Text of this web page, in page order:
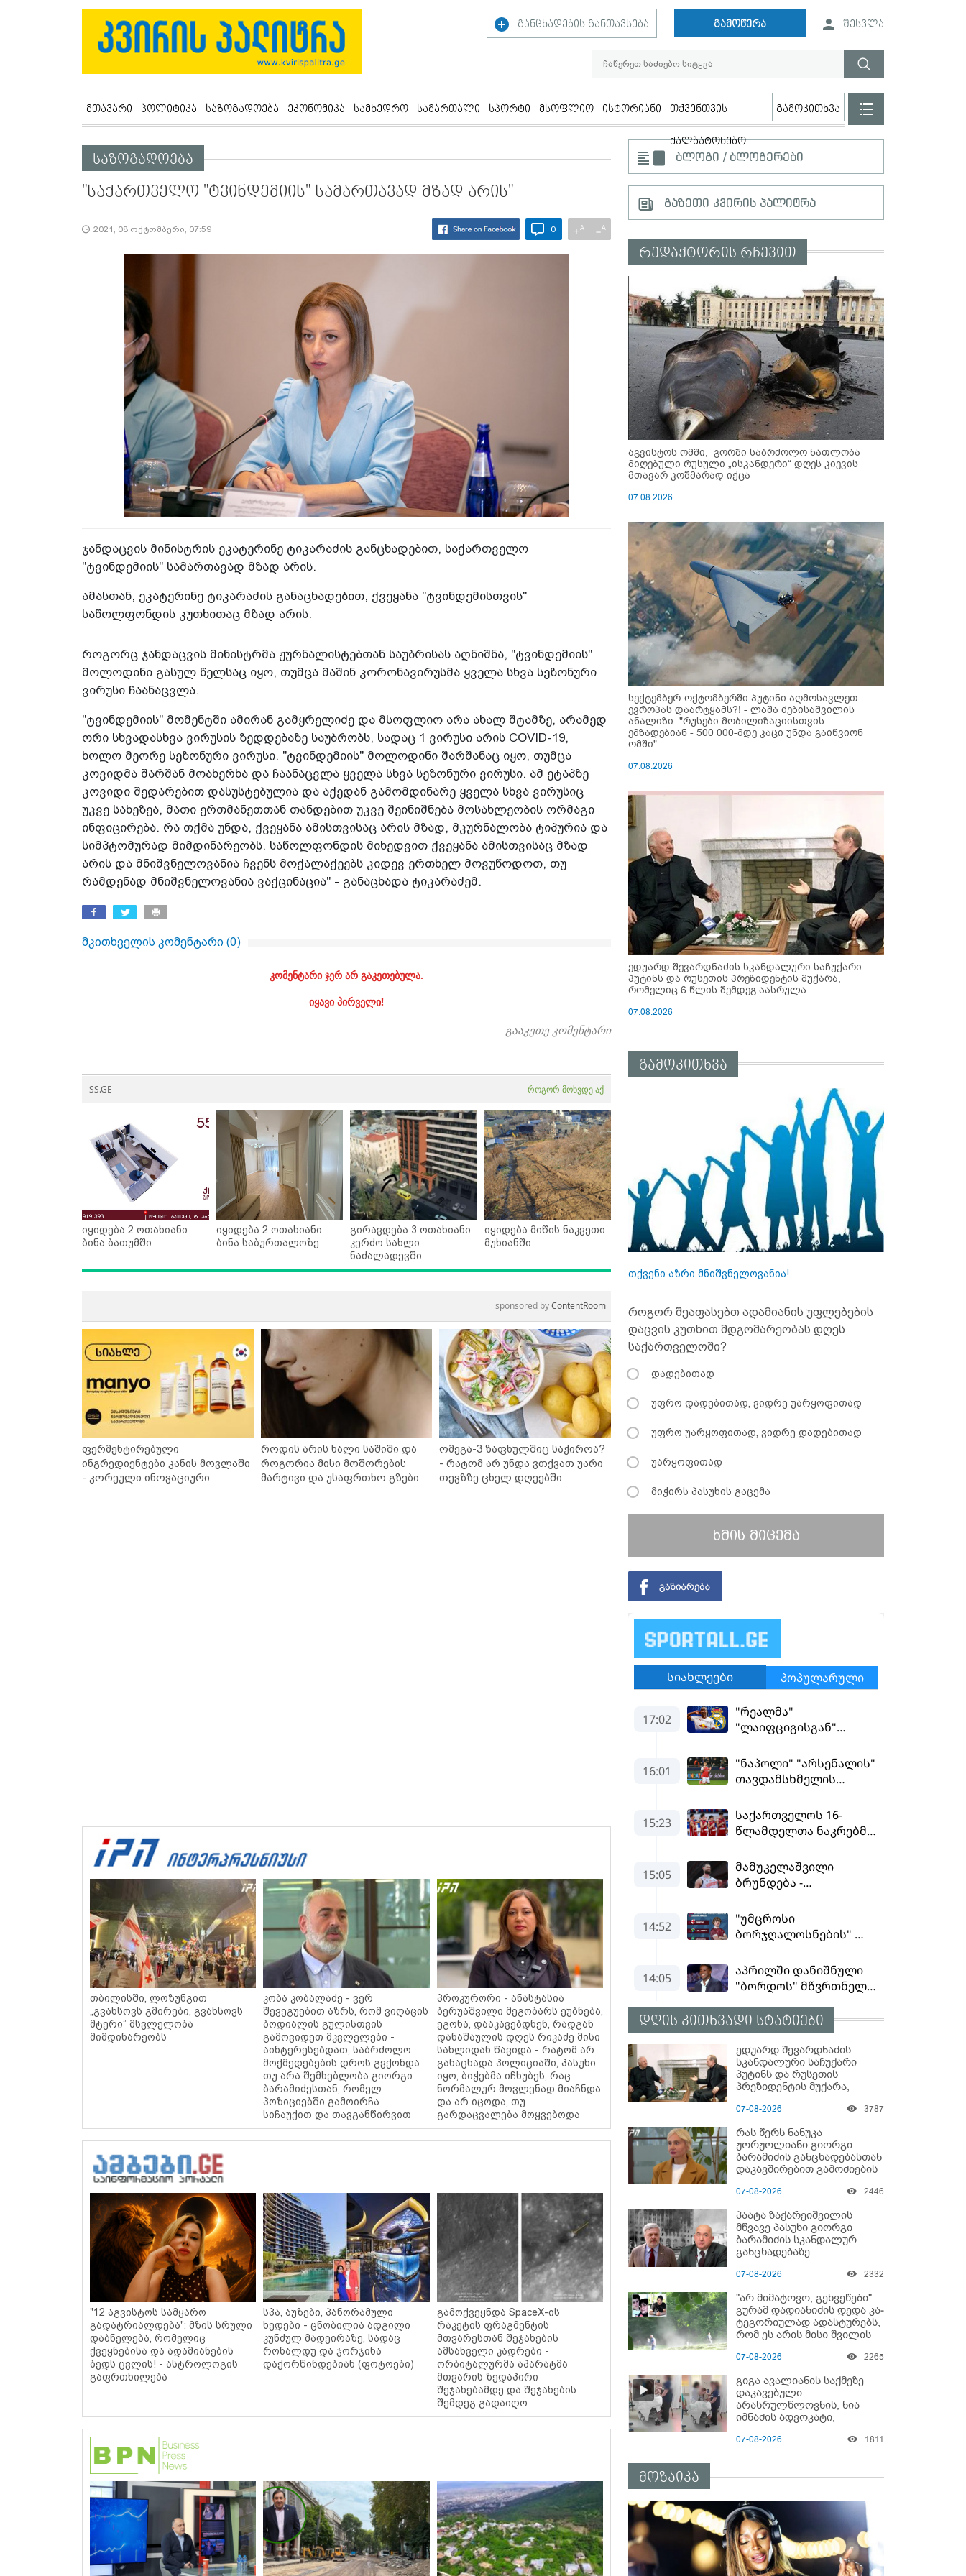
განცხადების განთავსება გამოწერა შესვლა
მთავარი პოლიტიკა საზოგადოება ეკონომიკა სამხედრო სამართალი სპორტი მსოფლიო ისტორიანი თქვენთვის
ქალბატონებო
გამოკითხვა
საზოგადოება
"საქართველო "ტვინდემიის" სამართავად მზად არის"
2021, 08 ოქტომბერი, 07:59 0 +A −A
ჯანდაცვის მინისტრის ეკატერინე ტიკარაძის განცხადებით, საქართველო
"ტვინდემიის" სამართავად მზად არის.
ამასთან, ეკატერინე ტიკარაძის განაცხადებით, ქვეყანა "ტვინდემისთვის"
საწოლფონდის კუთხითაც მზად არის.
როგორც ჯანდაცვის მინისტრმა ჟურნალისტებთან საუბრისას აღნიშნა, "ტვინდემიის"
მოლოდინი გასულ წელსაც იყო, თუმცა მაშინ კორონავირუსმა ყველა სხვა სეზონური
ვირუსი ჩაანაცვლა.
"ტვინდემიის" მომენტში ამირან გამყრელიძე და მსოფლიო არა ახალ შტამზე, არამედ
ორი სხვადასხვა ვირუსის ზედდებაზე საუბრობს, სადაც 1 ვირუსი არის COVID-19,
ხოლო მეორე სეზონური ვირუსი. "ტვინდემიის" მოლოდინი შარშანაც იყო, თუმცა
კოვიდმა შარშან მოახერხა და ჩაანაცვლა ყველა სხვა სეზონური ვირუსი. ამ ეტაპზე
კოვიდი შედარებით დასუსტებულია და აქედან გამომდინარე ყველა სხვა ვირუსიც
უკვე სახეზეა, მათი ერთმანეთთან თანდებით უკვე შეინიშნება მოსახლეობის ორმაგი
ინფიცირება. რა თქმა უნდა, ქვეყანა ამისთვისაც არის მზად, მკურნალობა ტიპურია და
სიმპტომურად მიმდინარეობს. საწოლფონდის მიხედვით ქვეყანა ამისთვისაც მზად
არის და მნიშვნელოვანია ჩვენს მოქალაქეებს კიდევ ერთხელ მოვუწოდოთ, თუ
რამდენად მნიშვნელოვანია ვაქცინაცია" - განაცხადა ტიკარაძემ.
მკითხველის კომენტარი (0)
კომენტარი ჯერ არ გაკეთებულა.
იყავი პირველი!
გააკეთე კომენტარი
SS.GE როგორ მოხვდე აქ
იყიდება 2 ოთახიანი
ბინა ბათუმში
იყიდება 2 ოთახიანი
ბინა საბურთალოზე
გირავდება 3 ოთახიანი
კერძო სახლი
ნაძალადევში
იყიდება მიწის ნაკვეთი
მუხიანში
sponsored byContentRoom
ფერმენტირებული
ინგრედიენტები კანის მოვლაში
- კორეული ინოვაციური
როდის არის ხალი საშიში და
როგორია მისი მოშორების
მარტივი და უსაფრთხო გზები
ომეგა-3 ზაფხულშიც საჭიროა?
- რატომ არ უნდა ვთქვათ უარი
თევზზე ცხელ დღეებში
თბილისში, ლოზუნგით
„გვახსოვს გმირები, გვახსოვს
მტერი” მსვლელობა
მიმდინარეობს
კობა კობალაძე - ვერ
შევეგუებით აზრს, რომ ვიღაცის
ბოდიალის გულისთვის
გამოვიდეთ მკვლელები -
აინტერესებდათ, საბრძოლო
მოქმედებების დროს გვქონდა
თუ არა შემხებლობა გიორგი
ბარამიძესთან, რომელ
პოზიციებში გამოირჩა
სიჩაუქით და თავგანწირვით
პროკურორი - ანასტასია
ბერუაშვილი მეგობარს ეუბნება,
ეგონა, დააკავებდნენ, რადგან
დანაშაულის დღეს რიკაძე მისი
სახლიდან წავიდა - რატომ არ
განაცხადა პოლიციაში, პასუხი
იყო, ბიჭებმა იჩხუბეს, რაც
ნორმალურ მოვლენად მიაჩნდა
და არ იცოდა, თუ
გარდაცვალება მოყვებოდა
"12 აგვისტოს სამყარო
გადატრიალდება": მზის სრული
დაბნელება, რომელიც
ქვეყნებისა და ადამიანების
ბედს ცვლის! - ასტროლოგის
გაფრთხილება
სპა, აუზები, პანორამული
ხედები - ცნობილია ადგილი
კუნძულ მადეირაზე, სადაც
რონალდუ და ჯორჯინა
დაქორწინდებიან (ფოტოები)
გამოქვეყნდა SpaceX-ის
რაკეტის ფრაგმენტის
მთვარესთან შეჯახების
ამსახველი კადრები -
ორბიტალურმა აპარატმა
მთვარის ზედაპირი
შეჯახებამდე და შეჯახების
შემდეგ გადაიღო
ბლოგი / ბლოგერები
გაზეთი კვირის პალიტრა
რედაქტორის რჩევით
აგვისტოს ომში, გორში საბრძოლო ნათლობა
მიღებული რუსული „ისკანდერი“ დღეს კიევის
მთავარ კოშმარად იქცა
07.08.2026
სექტემბერ-ოქტომბერში პუტინი აღმოსავლეთ
ევროპას დაარტყამს?! - ლაშა ძებისაშვილის
ანალიზი: "რუსები მობი­ლიზაციისთვის
ემზადებიან - 500 000-მდე კაცი უნდა გაიწვიონ
ომში"
07.08.2026
ედუარდ შევარდნაძის სკანდალური საჩუქარი
პუტინს და რუსეთის პრეზიდენტის მუქარა,
რომელიც 6 წლის შემდეგ აასრულა
07.08.2026
გამოკითხვა
თქვენი აზრი მნიშვნელოვანია!
როგორ შეაფასებთ ადამიანის უფლებების
დაცვის კუთხით მდგომარეობას დღეს
საქართველოში?
დადებითად
უფრო დადებითად, ვიდრე უარყოფითად
უფრო უარყოფითად, ვიდრე დადებითად
უარყოფითად
მიჭირს პასუხის გაცემა
ხმის მიცემა
დღის კითხვადი სტატიები
ედუარდ შევარდნაძის
სკანდალური საჩუქარი
პუტინს და რუსეთის
პრეზიდენტის მუქარა,
აასრულა
07-08-2026 3787
რას წერს ნანუკა
ჟორჟოლიანი გიორგი
ბარამიძის განცხადებასთან
დაკავშირებით გამოძიების
07-08-2026 2446
პაატა ზაქარეიშვილის
მწვავე პასუხი გიორგი
ბარამიძის სკანდალურ
განცხადებაზე -
ვიცი... კამანში მოკლული
გადმოვასვენე... ბარამიძე
კი ტყუის"
07-08-2026 2332
"არ მიმატოვო, გეხვეწები" -
გუ­რა­მ დადიანიძის დედა კა­
ტე­გო­რი­უ­ლად ადას­ტუ­რებს,
რომ ეს არის მისი შვი­ლის
07-08-2026 2265
გიგა ავალიანის საქმეზე
დაკავებული
არასრულწლოვნის, ნია
იმნაძის ადვოკატი,
გადაღებულ კადრებს
07-08-2026 1811
მოზაიკა